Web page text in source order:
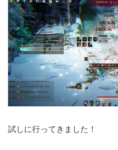
試しに行ってきました！